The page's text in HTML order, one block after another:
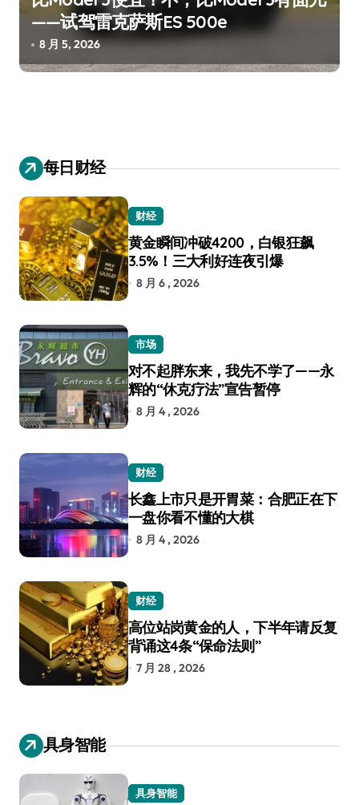
——试驾雷克萨斯ES 500e
8 月 5, 2026
每日财经
财经
黄金瞬间冲破4200，白银狂飙
3.5%！三大利好连夜引爆
8 月 6 , 2026
市场
对不起胖东来，我先不学了——永
辉的“休克疗法”宣告暂停
8 月 4 , 2026
财经
长鑫上市只是开胃菜：合肥正在下
一盘你看不懂的大棋
8 月 4 , 2026
财经
高位站岗黄金的人，下半年请反复
背诵这4条“保命法则”
7 月 28 , 2026
具身智能
具身智能